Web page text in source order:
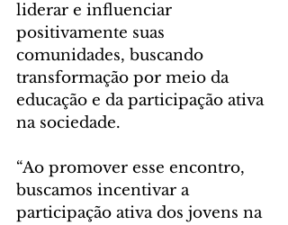
liderar e influenciar
positivamente suas
comunidades, buscando
transformação por meio da
educação e da participação ativa
na sociedade.
“Ao promover esse encontro,
buscamos incentivar a
participação ativa dos jovens na